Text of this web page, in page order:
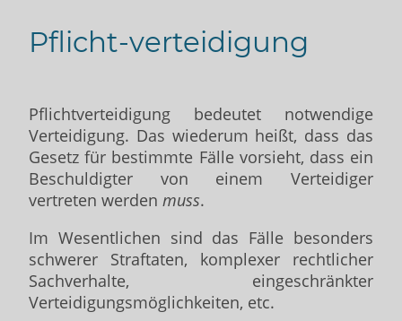
Pflicht-verteidigung
Pflichtverteidigung bedeutet notwendige
Verteidigung. Das wiederum heißt, dass das
Gesetz für bestimmte Fälle vorsieht, dass ein
Beschuldigter von einem Verteidiger
vertreten werden muss.
Im Wesentlichen sind das Fälle besonders
schwerer Straftaten, komplexer rechtlicher
Sachverhalte, eingeschränkter
Verteidigungsmöglichkeiten, etc.